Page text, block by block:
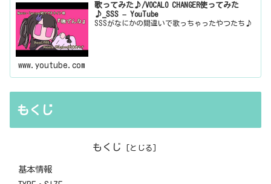
歌ってみた♪/VOCALO CHANGER使ってみた
♪_SSS – YouTube
SSSがなにかの間違いで歌っちゃったやつたち♪
www.youtube.com
もくじ
もくじ
基本情報